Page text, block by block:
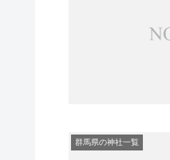
群馬県の神社一覧